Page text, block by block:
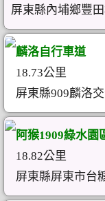
屏東縣內埔鄉豐
麟洛自行車道
18.73公里
屏東縣909麟洛
阿猴1909綠水園
18.82公里
屏東縣屏東市台